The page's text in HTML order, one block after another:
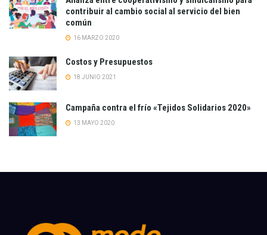
contribuir al cambio social al servicio del bien
común
16 MARZO 2020
Costos y Presupuestos
18 JUNIO 2021
Campaña contra el frío «Tejidos Solidarios 2020»
13 MAYO 2020